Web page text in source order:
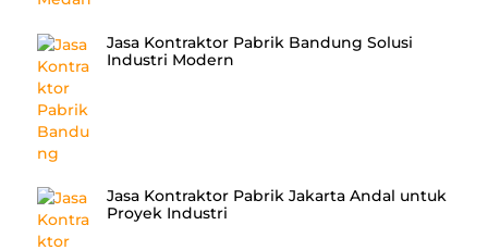
Jasa Kontraktor Pabrik Bandung Solusi
Industri Modern
Jasa Kontraktor Pabrik Jakarta Andal untuk
Proyek Industri